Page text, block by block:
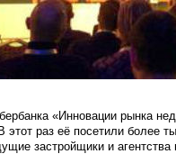
«Инновации рынка
этот раз её посетили более
застройщики и